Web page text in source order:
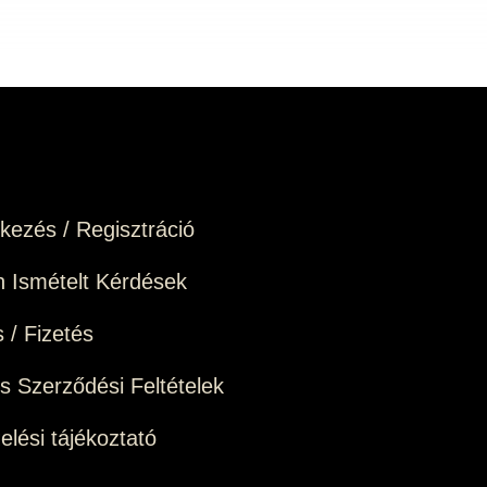
/ Regisztráció
Ismételt Kérdések
/ Fizetés
Szerződési Feltételek
tájékoztató